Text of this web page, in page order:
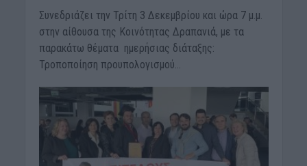
Συνεδριάζει την Τρίτη 3 Δεκεμβρίου και ώρα 7 μ.μ.
στην αίθουσα της Κοινότητας Δραπανιά, με τα
παρακάτω θέματα ημερήσιας διάταξης:
Τροποποίηση προυπολογισμού...